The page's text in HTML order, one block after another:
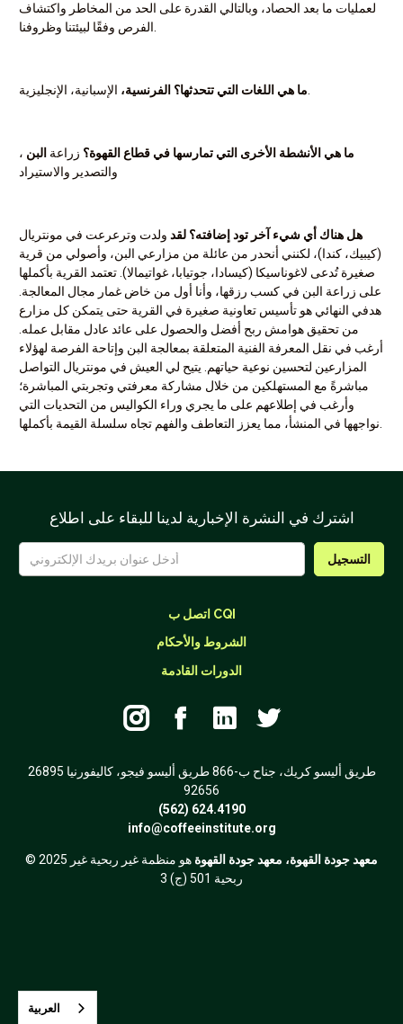
لعمليات ما بعد الحصاد، وبالتالي القدرة على الحد من المخاطر واكتشاف
الفرص وفقًا لبيئتنا وظروفنا.
ما هي اللغات التي تتحدثها؟ الفرنسية،الإسبانية، الإنجليزية.
ما هي الأنشطة الأخرى التي تمارسها في قطاع القهوة؟ زراعة البن ،
والتصدير والاستيراد
هل هناك أي شيء آخر تود إضافته؟ لقد ولدت وترعرعت في مونتريال
(كيبيك، كندا)، لكنني أنحدر من عائلة من مزارعي البن، وأصولي من قرية
صغيرة تُدعى لاغوناسيكا (كيسادا، جوتيابا، غواتيمالا). تعتمد القرية بأكملها
على زراعة البن في كسب رزقها، وأنا أول من خاض غمار مجال المعالجة.
هدفي النهائي هو تأسيس تعاونية صغيرة في القرية حتى يتمكن كل مزارع
من تحقيق هوامش ربح أفضل والحصول على عائد عادل مقابل عمله.
أرغب في نقل المعرفة الفنية المتعلقة بمعالجة البن وإتاحة الفرصة لهؤلاء
المزارعين لتحسين نوعية حياتهم. يتيح لي العيش في مونتريال التواصل
مباشرةً مع المستهلكين من خلال مشاركة معرفتي وتجربتي المباشرة؛
وأرغب في إطلاعهم على ما يجري وراء الكواليس من التحديات التي
نواجهها في المنشأ، مما يعزز التعاطف والفهم تجاه سلسلة القيمة بأكملها.
اشترك في النشرة الإخبارية لدينا للبقاء على اطلاع
اتصل ب CQI
الشروط والأحكام
الدورات القادمة
   
26895 طريق أليسو كريك، جناح ب-866 طريق أليسو فيجو، كاليفورنيا
92656
(562) 624.4190
info@coffeeinstitute.org
© 2025 معهد جودة القهوة، معهد جودة القهوة هو منظمة غير ربحية غير
ربحية 501 (ج) 3
العربية‏